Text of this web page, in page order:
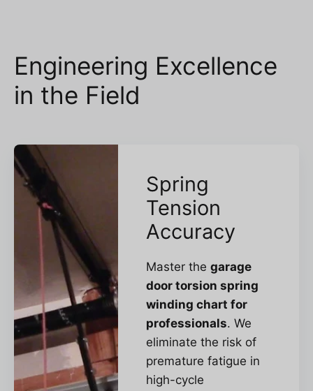
Engineering Excellence
in the Field
Spring
Tension
Accuracy
Master thegarage
door torsion spring
winding chart for
professionals. We
eliminate the risk of
premature fatigue in
high-cycle